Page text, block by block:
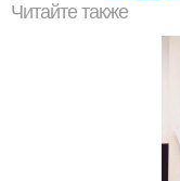
Читайте также